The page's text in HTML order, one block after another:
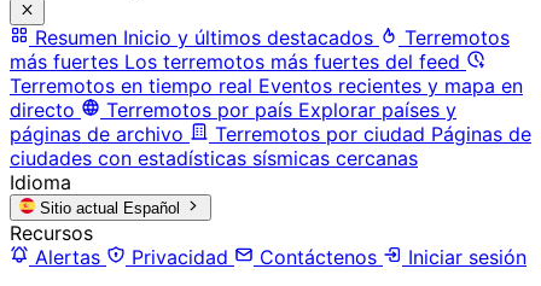
Resumen Inicio y últimos destacados
Terremotos
más fuertes Los terremotos más fuertes del feed
Terremotos en tiempo real Eventos recientes y mapa en
directo
Terremotos por país Explorar países y
páginas de archivo
Terremotos por ciudad Páginas de
ciudades con estadísticas sísmicas cercanas
Idioma
Sitio actual Español
Recursos
Alertas
Privacidad Contáctenos
Iniciar sesión